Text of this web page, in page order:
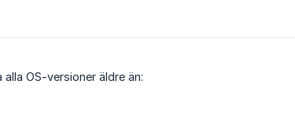
OS-versioner äldre än: